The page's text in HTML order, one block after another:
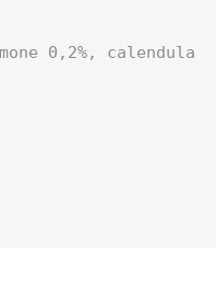
0,2%, calendula